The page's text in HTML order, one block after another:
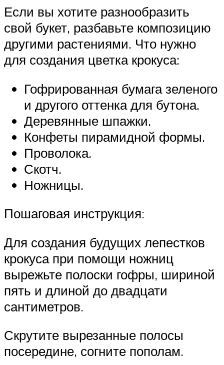
Если вы хотите разнообразить
свой букет, разбавьте композицию
другими растениями. Что нужно
для создания цветка крокуса:
Гофрированная бумага зеленого
и другого оттенка для бутона.
Деревянные шпажки.
Конфеты пирамидной формы.
Проволока.
Скотч.
Ножницы.
Пошаговая инструкция:
Для создания будущих лепестков
крокуса при помощи ножниц
вырежьте полоски гофры, шириной
пять и длиной до двадцати
сантиметров.
Скрутите вырезанные полосы
посередине, согните пополам.